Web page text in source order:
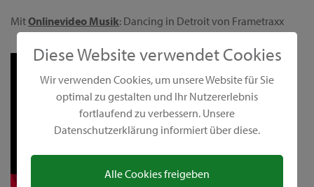
Diese Website verwendet Cookies
Wir verwenden Cookies, um unsere Website für Sie
optimal zu gestalten und Ihr Nutzererlebnis
fortlaufend zu verbessern. Unsere
Datenschutzerklärung informiert über diese.
Alle Cookies freigeben
MitOnlinevideo Musik: Dancing in Detroit von Frametraxx